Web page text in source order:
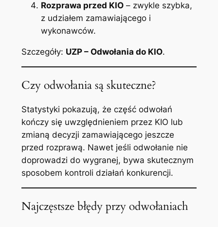
Rozprawa przed KIO– zwykle szybka,
z udziałem zamawiającego i
wykonawców.
Szczegóły: UZP – Odwołania do KIO.
Czy odwołania są skuteczne?
Statystyki pokazują, że część odwołań
kończy się uwzględnieniem przez KIO lub
zmianą decyzji zamawiającego jeszcze
przed rozprawą. Nawet jeśli odwołanie nie
doprowadzi do wygranej, bywa skutecznym
sposobem kontroli działań konkurencji.
Najczęstsze błędy przy odwołaniach